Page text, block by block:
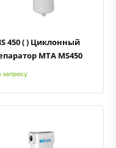
450 ( ) Циклонный
MTA MS450
запросу